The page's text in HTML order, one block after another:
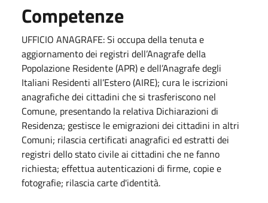
Competenze
UFFICIO ANAGRAFE:Si occupa della tenuta e
aggiornamento dei registri dell’Anagrafe della
Popolazione Residente (APR) e dell’Anagrafe degli
Italiani Residenti all’Estero (AIRE); cura le iscrizioni
anagrafiche dei cittadini che si trasferiscono nel
Comune, presentando la relativa Dichiarazioni di
Residenza; gestisce le emigrazioni dei cittadini in altri
Comuni; rilascia certificati anagrafici ed estratti dei
registri dello stato civile ai cittadini che ne fanno
richiesta; effettua autenticazioni di firme, copie e
fotografie; rilascia carte d'identità.